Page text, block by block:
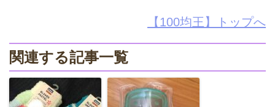
【100均王】トップへ
関連する記事一覧